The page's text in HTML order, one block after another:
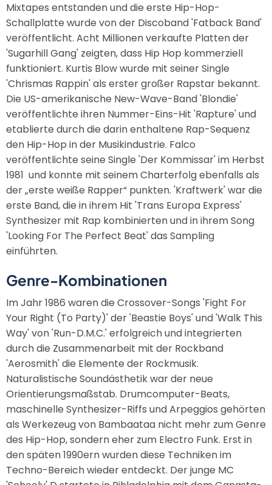
Mixtapes entstanden und die erste Hip-Hop-
Schallplatte wurde von der Discoband 'Fatback Band'
veröffentlicht. Acht Millionen verkaufte Platten der
'Sugarhill Gang' zeigten, dass Hip Hop kommerziell
funktioniert. Kurtis Blow wurde mit seiner Single
'Chrismas Rappin' als erster großer Rapstar bekannt.
Die US-amerikanische New-Wave-Band 'Blondie'
veröffentlichte ihren Nummer-Eins-Hit 'Rapture' und
etablierte durch die darin enthaltene Rap-Sequenz
den Hip-Hop in der Musikindustrie. Falco
veröffentlichte seine Single 'Der Kommissar' im Herbst
1981 und konnte mit seinem Charterfolg ebenfalls als
der „erste weiße Rapper“ punkten. 'Kraftwerk' war die
erste Band, die in ihrem Hit 'Trans Europa Express'
Synthesizer mit Rap kombinierten und in ihrem Song
'Looking For The Perfect Beat' das Sampling
einführten.
Genre-Kombinationen
Im Jahr 1986 waren die Crossover-Songs 'Fight For
Your Right (To Party)' der 'Beastie Boys' und 'Walk This
Way' von 'Run-D.M.C.' erfolgreich und integrierten
durch die Zusammenarbeit mit der Rockband
'Aerosmith' die Elemente der Rockmusik.
Naturalistische Soundästhetik war der neue
Orientierungsmaßstab. Drumcomputer-Beats,
maschinelle Synthesizer-Riffs und Arpeggios gehörten
als Werkezeug von Bambaataa nicht mehr zum Genre
des Hip-Hop, sondern eher zum Electro Funk. Erst in
den späten 1990ern wurden diese Techniken im
Techno-Bereich wieder entdeckt. Der junge MC